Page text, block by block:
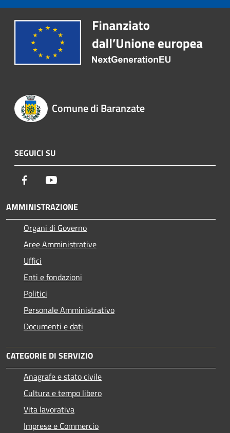
Comune di Baranzate
SEGUICI SU
Facebook
AMMINISTRAZIONE
Organi di Governo
Aree Amministrative
Uffici
Enti e fondazioni
Politici
Personale Amministrativo
Documenti e dati
CATEGORIE DI SERVIZIO
Anagrafe e stato civile
Cultura e tempo libero
Vita lavorativa
Imprese e Commercio